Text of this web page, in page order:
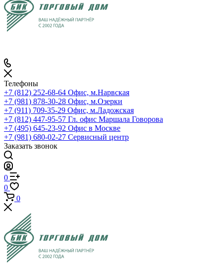
Телефоны
+7 (812) 252-68-64 Офис, м.Нарвская
+7 (981) 878-30-28 Офис, м.Озерки
+7 (911) 709-35-29 Офис, м.Ладожская
+7 (812) 447-95-57 Гл. офис Маршала Говорова
+7 (495) 645-23-92 Офис в Москве
+7 (981) 680-02-27 Сервисный центр
Заказать звонок
0
0
0